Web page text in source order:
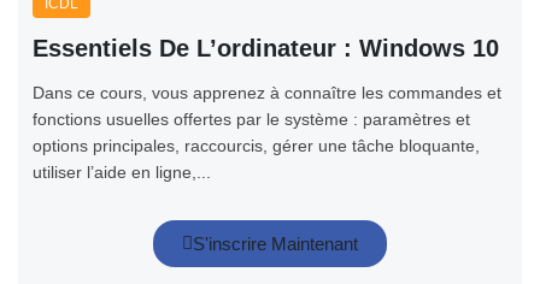
Essentiels De L’ordinateur : Windows 10
Dans ce cours, vous apprenez à connaître les commandes et
fonctions usuelles offertes par le système : paramètres et
options principales, raccourcis, gérer une tâche bloquante,
utiliser l’aide en ligne,...
S'inscrire Maintenant